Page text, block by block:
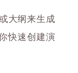
大纲来生成
快速创建演